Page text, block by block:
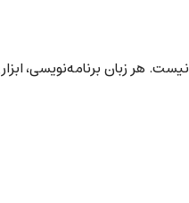
هر زبان برنامه‌نویسی،